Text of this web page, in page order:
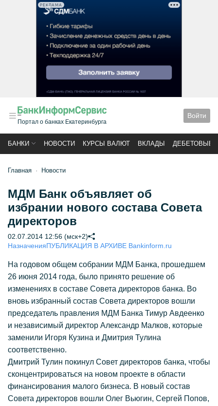
РЕКЛАМА
Портал о банках Екатеринбурга
Войти
БАНКИ НОВОСТИ КУРСЫ ВАЛЮТ ВКЛАДЫ ДЕБЕТОВЫЕ
Главная Новости
МДМ Банк объявляет об
избрании нового состава Совета
директоров
02.07.2014 12:56 (мск+2)
НазначенияПУБЛИКАЦИЯ В АРХИВЕ Bankinform.ru
На годовом общем собрании МДМ Банка, прошедшем
26 июня 2014 года, было принято решение об
изменениях в составе Совета директоров банка. Во
вновь избранный состав Совета директоров вошли
председатель правления МДМ Банка Тимур Авдеенко
и независимый директор Александр Малков, которые
заменили Игоря Кузина и Дмитрия Тулина
соответственно.
Дмитрий Тулин покинул Совет директоров банка, чтобы
сконцентрироваться на новом проекте в области
финансирования малого бизнеса. В новый состав
Совета директоров вошли Олег Вьюгин, Сергей Попов,